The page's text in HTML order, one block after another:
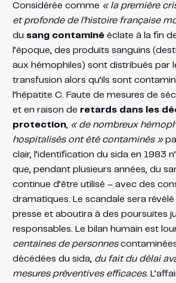
Considérée comme « la première
et profonde de l’histoire française
du sang contaminééclate à la fin
l’époque, des produits sanguins
aux hémophiles) sont distribués par
transfusion alors qu’ils sont
l’hépatite C. Faute de mesures de
et en raison de retards dans les
protection, « de nombreux
hospitalisés ont été contaminés »
clair, l’identification du sida en 1983
que, pendant plusieurs années, du
continue d’être utilisé – avec des
dramatiques. Le scandale sera révélé
presse et aboutira à des poursuites
responsables. Le bilan humain est
centaines de personnes
décédées du sida, du fait du délai
mesures préventives efficaces​.